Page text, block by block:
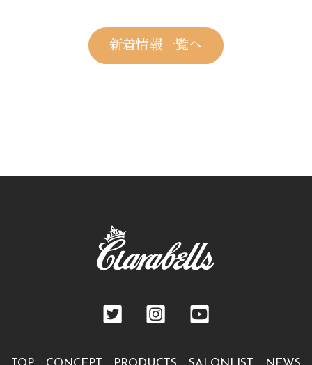
新着情報一覧へ